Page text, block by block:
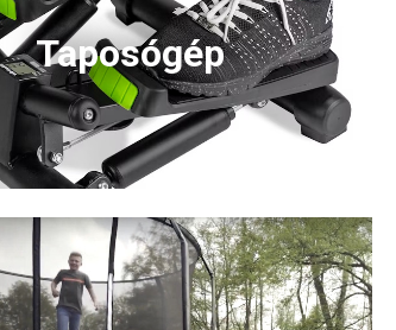
Taposógép